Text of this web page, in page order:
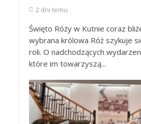
2 dni temu
Święto Róży w Kutnie coraz
wybrana królowa Róż szykuje
roli. O nadchodzących
które im towarzyszą...